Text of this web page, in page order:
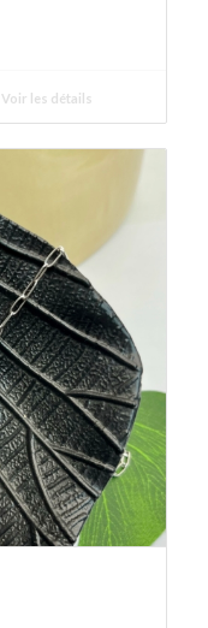
Voir les détails